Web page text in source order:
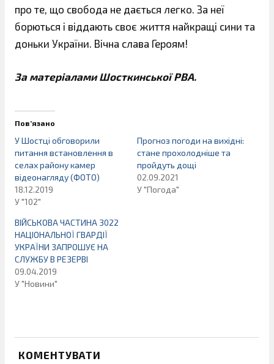
про те, що свобода не дається легко. За неї
борються і віддають своє життя найкращі сини та
доньки України. Вічна слава Героям!
За матеріалами Шосткинської РВА.
Пов’язано
У Шостці обговорили
питання встановлення в
селах району камер
відеонагляду (ФОТО)
18.12.2019
У "102"
Прогноз погоди на вихідні:
стане прохолодніше та
пройдуть дощі
02.09.2021
У "Погода"
ВІЙСЬКОВА ЧАСТИНА 3022
НАЦІОНАЛЬНОЇ ГВАРДІЇ
УКРАЇНИ ЗАПРОШУЄ НА
СЛУЖБУ В РЕЗЕРВІ
09.04.2019
У "Новини"
КОМЕНТУВАТИ